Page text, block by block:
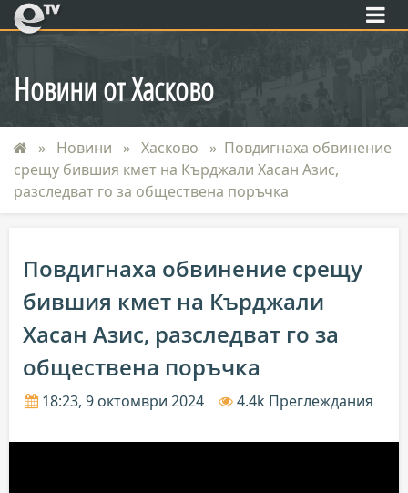
eTV
Новини от Хасково
Новини Хасково
Повдигнаха обвинение
срещу бившия кмет на Кърджали Хасан Азис,
разследват го за обществена поръчка
Повдигнаха обвинение срещу
бившия кмет на Кърджали
Хасан Азис, разследват го за
обществена поръчка
18:23, 9 октомври 2024 4.4k Преглеждания